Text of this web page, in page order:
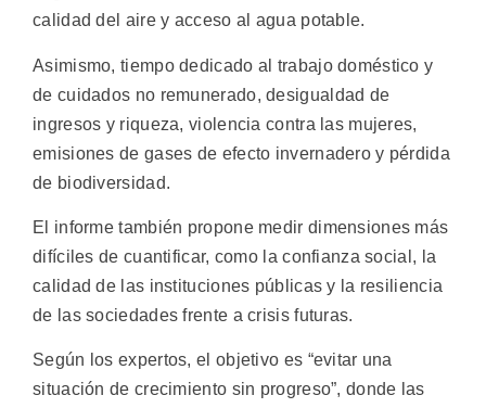
calidad del aire y acceso al agua potable.
Asimismo, tiempo dedicado al trabajo doméstico y
de cuidados no remunerado, desigualdad de
ingresos y riqueza, violencia contra las mujeres,
emisiones de gases de efecto invernadero y pérdida
de biodiversidad.
El informe también propone medir dimensiones más
difíciles de cuantificar, como la confianza social, la
calidad de las instituciones públicas y la resiliencia
de las sociedades frente a crisis futuras.
Según los expertos, el objetivo es “evitar una
situación de crecimiento sin progreso”, donde las